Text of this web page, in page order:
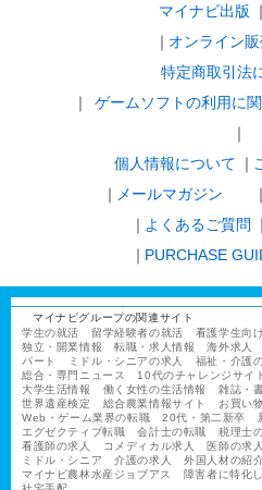
マイナビ出版
オンライン
特定商取引法
ゲームソフトの利用に
｜
個人情報について
メールマガジン
よくあるご質問
PURCHASE
マイナビグループの関連サイト
学生の就活
留学経験者の就活 看護学生向け
独立・開業情報
転職・求人情報 海外求人
パート
ミドル・シニアの求人 福祉・介護
総合・専門ニュース
10代のチャレンジサイ
大学生活情報
働く女性の生活情報 雑誌・
世界遺産検定
総合農業情報サイト お買い
Web・ゲーム業界の転職
20代・第二新卒
エグゼクティブ転職
会計士の転職 税理士
看護師の求人
コメディカル求人 医師の求人
ミドル・シニア
介護の求人 外国人材の紹
マイナビ農林水産ジョブアス
障害者に特化